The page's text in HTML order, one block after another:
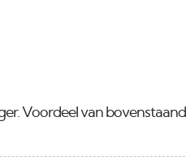
Voordeel van bovenstaand